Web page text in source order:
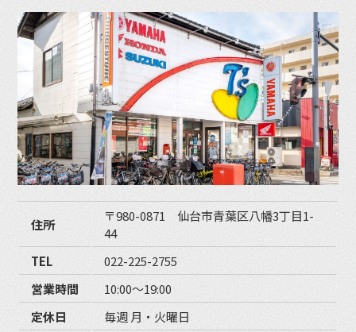
住所
〒980-0871 仙台市青葉区八幡3丁目1-
44
TEL
022-225-2755
営業時間
10:00〜19:00
定休日
毎週 月・火曜日